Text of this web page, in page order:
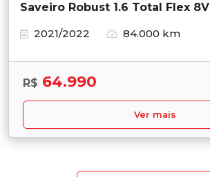
Saveiro Robust 1.6 Total Flex 8V
2021/2022
84.000 km
R$ 64.990
Ver mais